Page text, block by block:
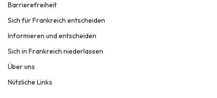
Barrierefreiheit
Sich für Frankreich entscheiden
Informieren und entscheiden
Sich in Frankreich niederlassen
Über uns
Nützliche Links